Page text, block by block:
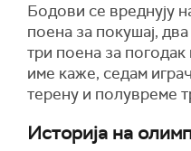
Бодови се вреднују
поена за покушај, два
три поена за погодак
име каже, седам
терену и полувреме
Историја на